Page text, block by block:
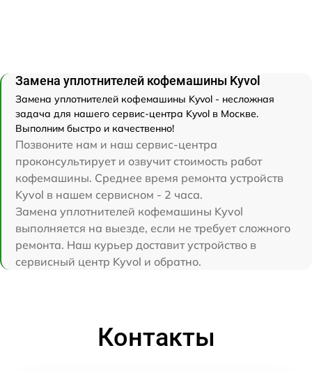
Замена уплотнителей кофемашины Kyvol
Замена уплотнителей кофемашины Kyvol - несложная
задача для нашего сервис-центра Kyvol в Москве.
Выполним быстро и качественно!
Позвоните нам и наш сервис-центра
проконсультирует и озвучит стоимость работ
кофемашины. Среднее время ремонта устройств
Kyvol в нашем сервисном - 2 часа.
Замена уплотнителей кофемашины Kyvol
выполняется на выезде, если не требует сложного
ремонта. Наш курьер доставит устройство в
сервисный центр Kyvol и обратно.
Контакты